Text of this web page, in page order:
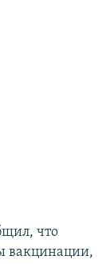
что
вакцинации,